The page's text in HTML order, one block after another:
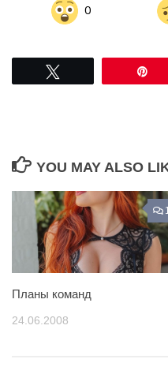
0
YOU MAY ALSO
1
Планы команд
24.06.2008